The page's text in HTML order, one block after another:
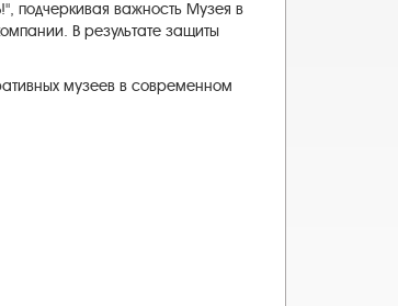
подчеркивая важность Музея в
В результате защиты
музеев в современном